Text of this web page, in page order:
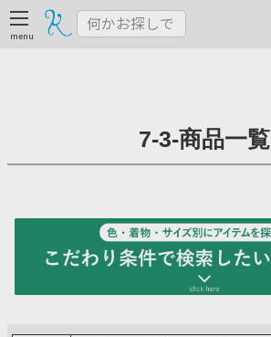
7-3-商品一覧
LLサイズ（24.5cm-）
検索